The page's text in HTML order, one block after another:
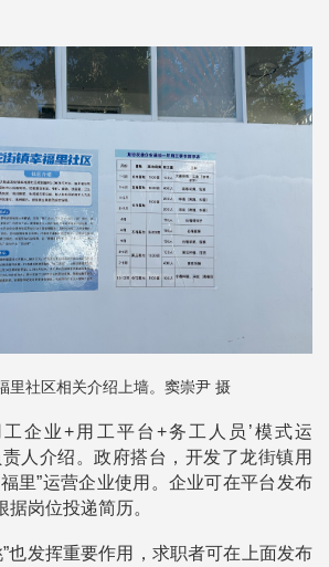
里社区相关介绍上墙。窦崇尹 摄
工企业+用工平台+务工人员’模式运
人介绍。政府搭台，开发了龙街镇用
里”运营企业使用。企业可在平台发布
岗位投递简历。
也发挥重要作用，求职者可在上面发布